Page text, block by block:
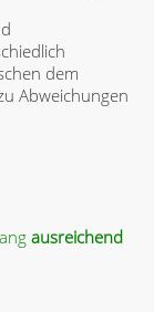
dem
Abweichungen
ausreichend